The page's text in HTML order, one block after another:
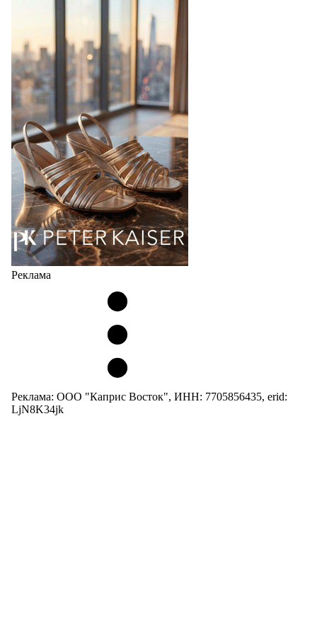
перевыпустил свой хит - кроссовки
Bubble
Популярный силуэт бренда,1999 года выпуска,
соответствует сегодняшнему тренду на
сникерины (гибридный вариант балеток и
кроссовок обтекаемой формы и с тонкой подошвой).
Но в модели Miu Miu Bubble присутствует еще и…
05.08.2026 2314
Реклама
Реклама: ООО "Каприс Восток", ИНН: 7705856435, erid:
LjN8K34jk